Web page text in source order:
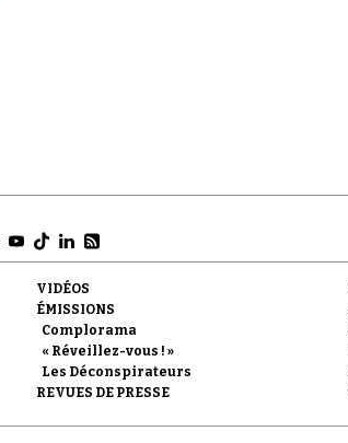
VIDÉOS
ÉMISSIONS
Complorama
« Réveillez-vous ! »
Les Déconspirateurs
REVUES DE PRESSE